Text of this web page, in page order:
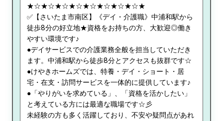
★☆★☆★☆★☆★☆★☆★☆★☆★
✅【さいたま市南区】《デイ・介護職》中浦和駅から
徒歩8分の好立地★資格をお持ちの方、大歓迎◎働き
やすい環境です♪
●デイサービスでの介護業務全般を担当していただき
ます。中浦和駅から徒歩8分とアクセスも抜群です☆
●けやきホームズでは、特養・デイ・ショート・居
宅・在支・訪問サービスを一体的に提供しています♪
●「やりがいを求めている」、「資格を活かしたい」
と考えている方には最適な職場です☆彡
未経験の方も多く活躍しており、不安や疑問点があれ